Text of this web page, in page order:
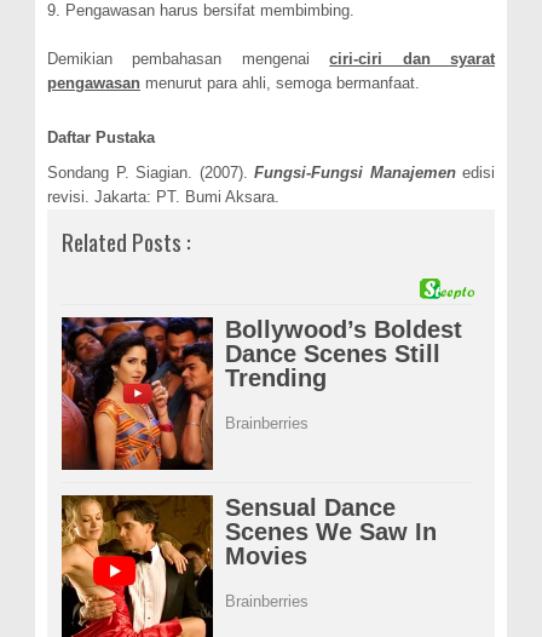
9. Pengawasan harus bersifat membimbing.
Demikian pembahasan mengenaiciri-ciri dan syarat
pengawasan menurut para ahli, semoga bermanfaat.
Daftar Pustaka
Sondang P. Siagian. (2007). Fungsi-Fungsi Manajemenedisi
revisi. Jakarta: PT. Bumi Aksara.
Related Posts :